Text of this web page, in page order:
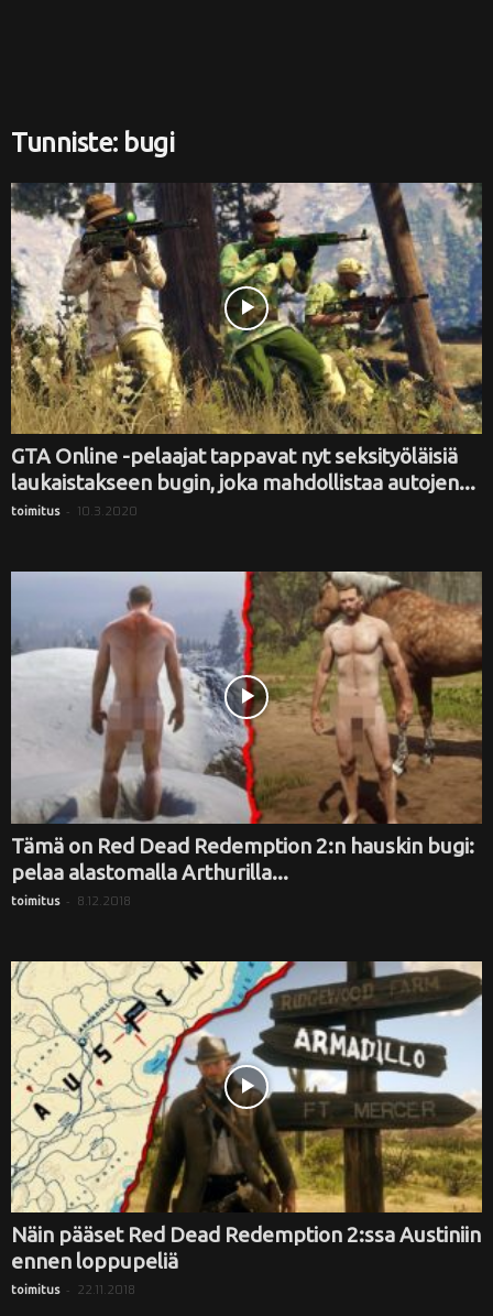
Tunniste: bugi
GTA Online -pelaajat tappavat nyt seksityöläisiä
laukaistakseen bugin, joka mahdollistaa autojen...
toimitus - 10.3.2020
Tämä on Red Dead Redemption 2:n hauskin bugi:
pelaa alastomalla Arthurilla...
toimitus - 8.12.2018
Näin pääset Red Dead Redemption 2:ssa Austiniin
ennen loppupeliä
toimitus - 22.11.2018